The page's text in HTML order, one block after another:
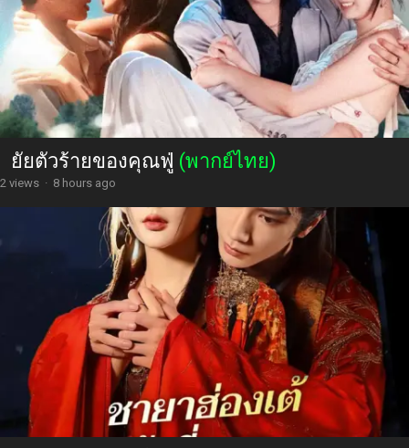
ยัยตัวร้ายของคุณฟู่ (พากย์ไทย)
2 views · 8 hours ago